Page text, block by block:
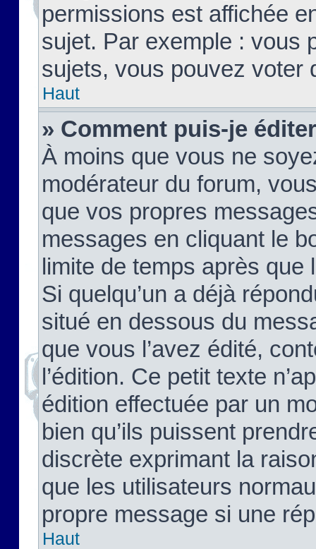
permissions est affichée
sujet. Par exemple : vous
sujets, vous pouvez voter
Haut
» Comment puis-je
À moins que vous ne
modérateur du forum,
que vos propres
messages en cliquant le
limite de temps après que
Si quelqu’un a déjà
situé en dessous du
que vous l’avez édité,
l’édition. Ce petit texte
édition effectuée par un
bien qu’ils puissent
discrète exprimant la
que les utilisateurs
propre message si une
Haut